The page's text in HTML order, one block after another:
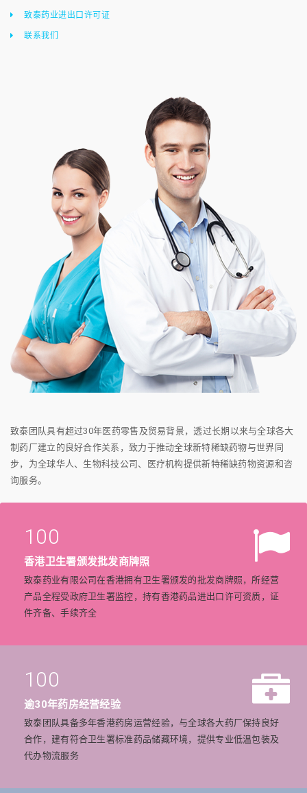
致泰药业进出口许可证
联系我们
致泰团队具有超过30年医药零售及贸易背景，透过长期以来与全球各大
制药厂建立的良好合作关系，致力于推动全球新特稀缺药物与世界同
步，为全球华人、生物科技公司、医疗机构提供新特稀缺药物资源和咨
询服务。
100
香港卫生署颁发批发商牌照
致泰药业有限公司在香港拥有卫生署颁发的批发商牌照，所经营
产品全程受政府卫生署监控，持有香港药品进出口许可资质，证
件齐备、手续齐全
100
逾30年药房经营经验
致泰团队具备多年香港药房运营经验，与全球各大药厂保持良好
合作，建有符合卫生署标准药品储藏环境，提供专业低温包装及
代办物流服务